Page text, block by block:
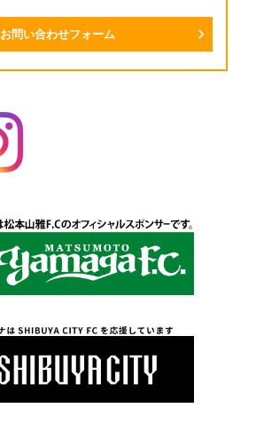
お問い合わせフォーム